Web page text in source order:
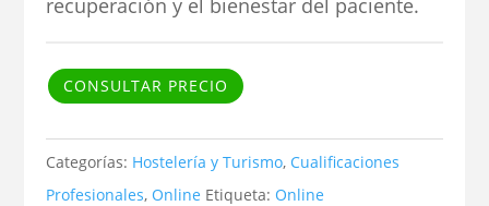
recuperación y el bienestar del paciente.
CONSULTAR PRECIO
Categorías: Hostelería y Turismo, Cualificaciones
Profesionales, Online Etiqueta: Online